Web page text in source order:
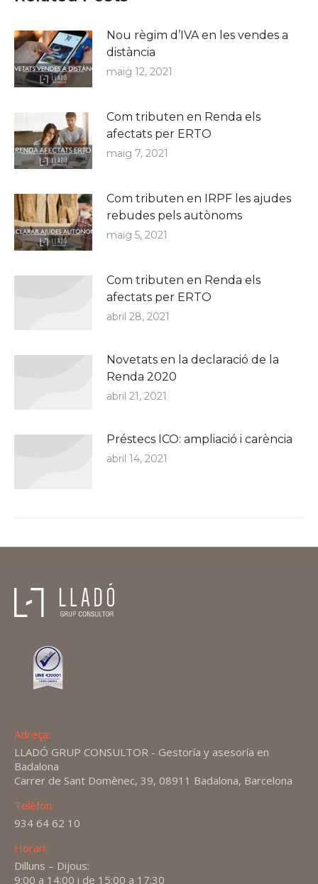
Nou règim d’IVA en les vendes a
distància
maig 12, 2021
Com tributen en Renda els
afectats per ERTO
maig 7, 2021
Com tributen en IRPF les ajudes
rebudes pels autònoms
maig 5, 2021
Com tributen en Renda els
afectats per ERTO
abril 28, 2021
Novetats en la declaració de la
Renda 2020
abril 21, 2021
Préstecs ICO: ampliació i carència
abril 14, 2021
Adreça:
LLADÓ GRUP CONSULTOR - Gestoría y asesoría en
Badalona
Carrer de Sant Domènec, 39, 08911 Badalona, Barcelona
Telèfon:
934 64 62 10
Horari:
Dilluns – Dijous:
9:00 a 14:00 i de 15:00 a 17:30